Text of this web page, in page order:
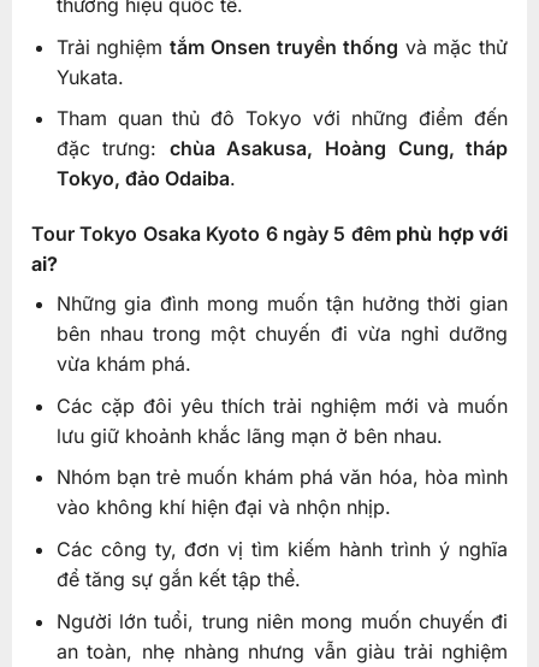
thương hiệu quốc tế.
Trải nghiệmtắm Onsen truyền thống và mặc thử
Yukata.
Tham quan thủ đô Tokyo với những điểm đến
đặc trưng: chùa Asakusa, Hoàng Cung, tháp
Tokyo, đảo Odaiba.
Tour Tokyo Osaka Kyoto 6 ngày 5 đêm phù hợp với
ai?
Những gia đình mong muốn tận hưởng thời gian
bên nhau trong một chuyến đi vừa nghỉ dưỡng
vừa khám phá.
Các cặp đôi yêu thích trải nghiệm mới và muốn
lưu giữ khoảnh khắc lãng mạn ở bên nhau.
Nhóm bạn trẻ muốn khám phá văn hóa, hòa mình
vào không khí hiện đại và nhộn nhịp.
Các công ty, đơn vị tìm kiếm hành trình ý nghĩa
để tăng sự gắn kết tập thể.
Người lớn tuổi, trung niên mong muốn chuyến đi
an toàn, nhẹ nhàng nhưng vẫn giàu trải nghiệm